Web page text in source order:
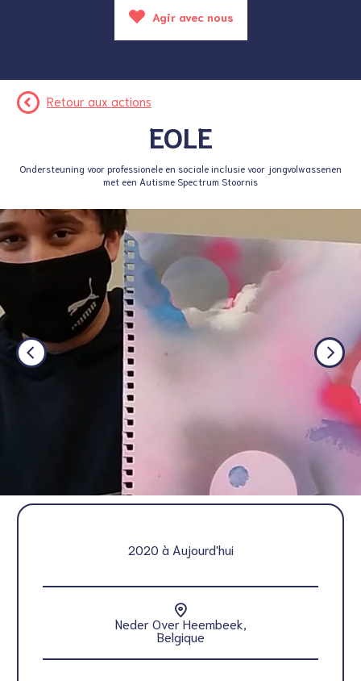
Agir avec nous
Retour aux actions
EOLE
Ondersteuning voor professionele en sociale inclusie voor jongvolwassenen
met een Autisme Spectrum Stoornis
2020 à Aujourd'hui
Neder Over Heembeek,
Belgique